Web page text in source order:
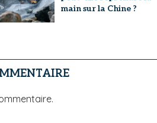
main sur la Chine ?